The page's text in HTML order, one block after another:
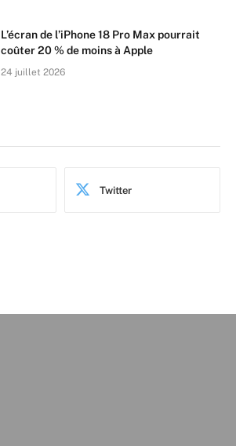
L’écran de l’iPhone 18 Pro Max pourrait
coûter 20 % de moins à Apple
24 juillet 2026
Twitter